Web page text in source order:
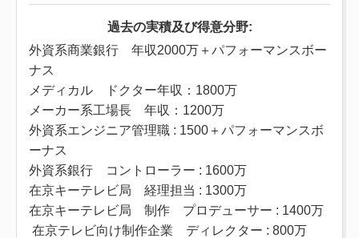
過去の実積及び得意分野:
外資系商業銀行 年収2000万＋パフォーマンスボー
ナス
メディカル ドクター年収：1800万
メーカー系工場長 年収：1200万
外資系エンジニア管理職 : 1500＋パフォーマンスボ
ーナス
外資系銀行 コントローラー : 1600万
在京キーテレビ局 経理担当 : 1300万
在京キーテレビ局 制作 プロデューサー : 1400万
在京テレビ向け制作企業 ディレクター : 800万